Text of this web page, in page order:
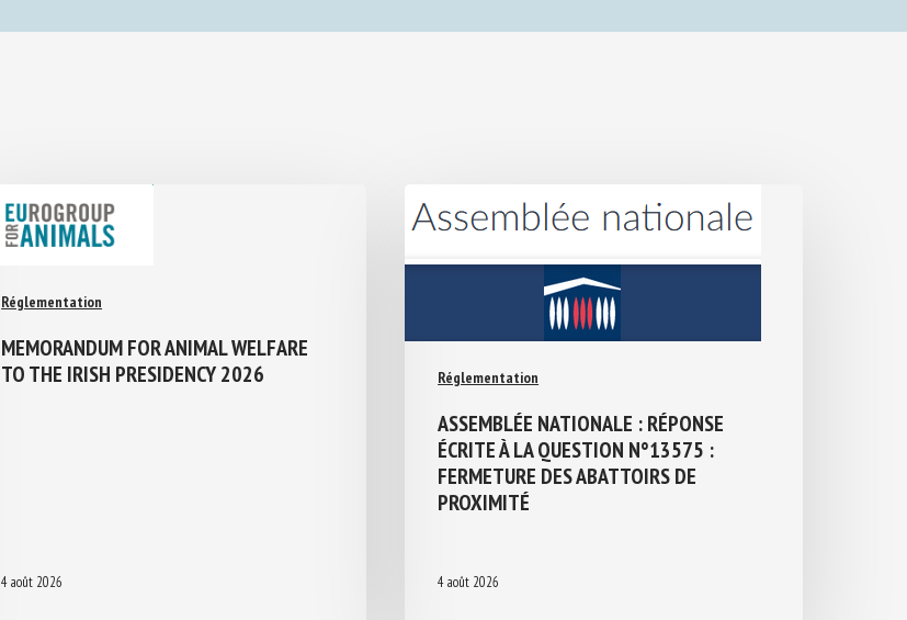
Réglementation
MEMORANDUM FOR ANIMAL WELFARE
TO THE IRISH PRESIDENCY 2026
4 août 2026
Réglementation
ASSEMBLÉE NATIONALE : RÉPONSE
ÉCRITE À LA QUESTION N°13575 :
FERMETURE DES ABATTOIRS DE
PROXIMITÉ
4 août 2026